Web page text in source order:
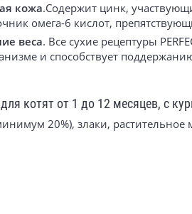
кожа.Содержит цинк,
омега-6 кислот,
веса. Все сухие рецептуры
и способствует
котят от 1 до 12 месяцев, с
20%), злаки,